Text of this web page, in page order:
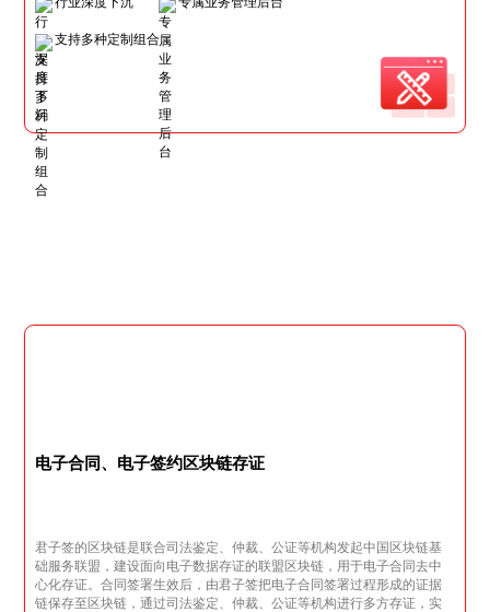
支持多种定制组合
电子合同、电子签约区块链存证
君子签的区块链是联合司法鉴定、仲裁、公证等机构发起中国区块链基
础服务联盟，建设面向电子数据存证的联盟区块链，用于电子合同去中
心化存证。合同签署生效后，由君子签把电子合同签署过程形成的证据
链保存至区块链，通过司法鉴定、仲裁、公证等机构进行多方存证，实